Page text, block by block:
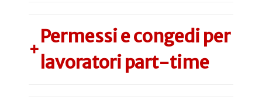
+
Permessi e congedi per
lavoratori part-time